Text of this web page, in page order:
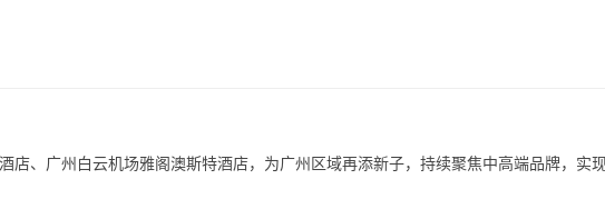
店、广州白云机场雅阁澳斯特酒店，为广州区域再添新子，持续聚焦中高端品牌，实